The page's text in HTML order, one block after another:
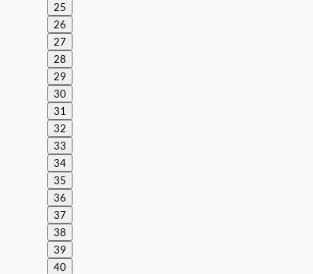
25
26
27
28
29
30
31
32
33
34
35
36
37
38
39
40